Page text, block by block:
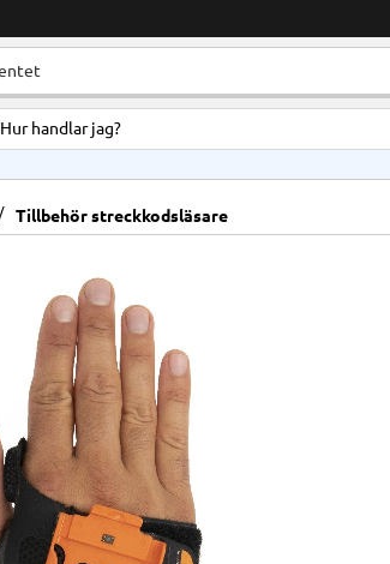
Hur handlar jag?
Tillbehör streckkodsläsare